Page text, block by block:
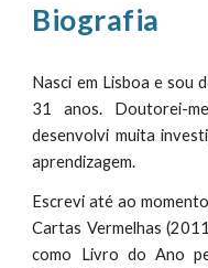
Biografia
Nasci em Lisboa e sou
31 anos. Doutorei-
desenvolvi muita
aprendizagem.
Escrevi até ao
Cartas Vermelhas
como Livro do Ano